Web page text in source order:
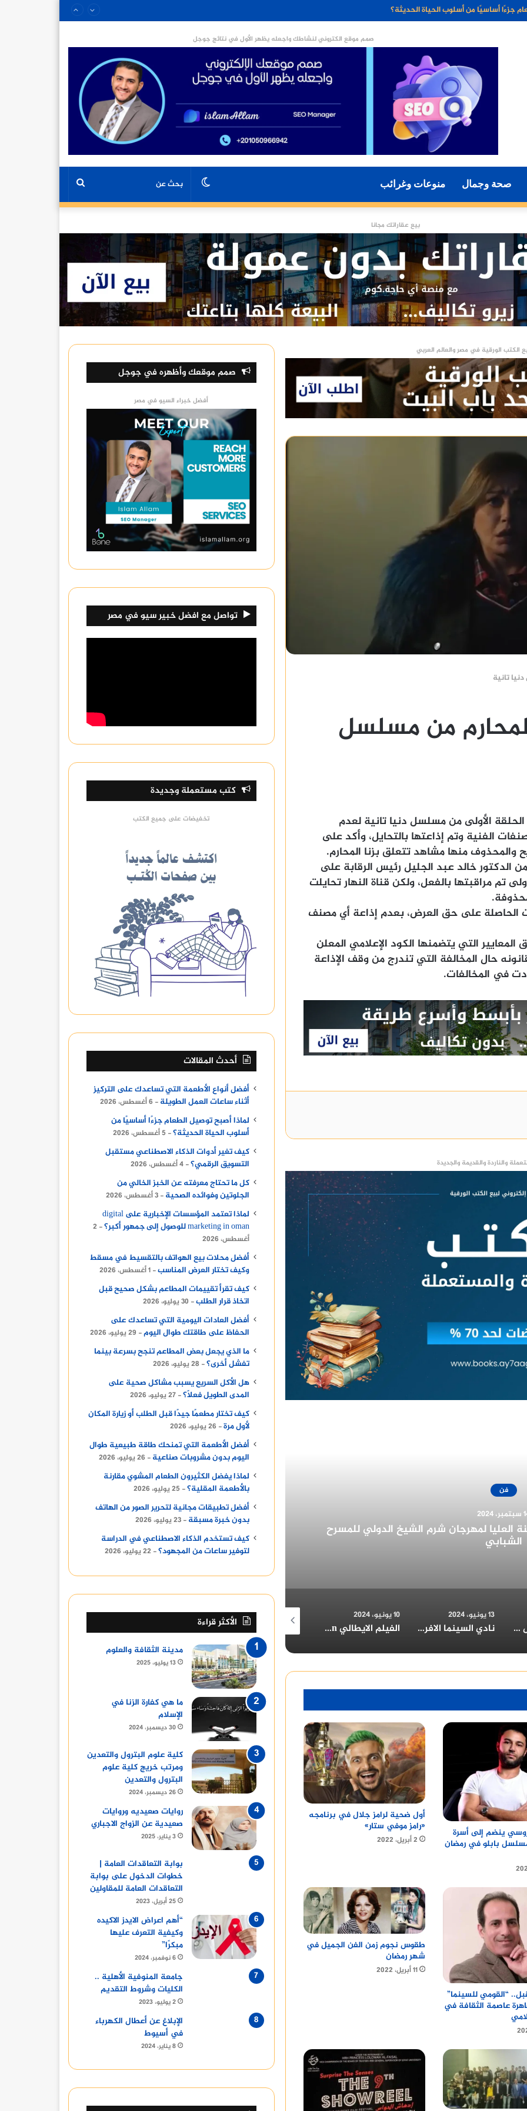
الاصطناعي مستقبل التسويق الرقمي؟
صمم موقع الكتروني لنشاطك واجعله يظهر الأول في نتائج جوجل
صحة وجمال منوعات وغرائب الوضع
بيع عقاراتك مجانا
الكتب الورقية في مصر والعالم العربي
تانية
من مسلسل
الأولى من مسلسل دنيا تانية لعدم
الفنية وتم إذاعتها بالتحايل، وأكد على
والمحذوف منها مشاهد تتعلق بزنا المحارم.
خالد عبد الجليل رئيس الرقابة على
تم مراقبتها بالفعل، ولكن قناة النهار تحايلت
الحاصلة على حق العرض، بعدم إذاعة أي مصنف
التي يتضمنها الكود الإعلامي المعلن
حال المخالفة التي تندرج من وقف الإذاعة
في المخالفات.
والناردة والقديمة والجديدة
فن
14 سبتمبر، 2024
مهرجان القاهرة للدراما في دورته الأولى
٢٠٢٢ نادي السينما الافريقية يعرض فيلم ” تمساح النيل ”
نادي السينما الافريقية يعرض فيلم ” تمساح النيل ” بسينما الهناجر السبت المقبل
10 يونيو، 2024
الفيلم الايطالي upside down في حفل افتتاح مهرجان الامل السينمائي الدولي بحضور المخرج الإيطالي LUCA TORNATORE و الناقد الإيطالي جيورجيو لوكانطونيو
10 يونيو، 2024
الأفلام الروائية والتسجيلية الطويلة المشاركة في المسابقة الرسمية لمهرجان الامل السينمائي الدولي٢٠٢٢ تكريم النجم أحمد سلامة من جمعية الشباب المسيحية
9 نوفمبر، 2023
الكاتبة الصحفية هبه عبد الفتاح تكشف أسرار محمود المليجي
9 نوفمبر، 2023
ينضم إلى أسرة
ومسلسل بابلو في رمضان
أول ضحية لرامز جلال في برنامجه
«رامز موفي ستار»
2 أبريل، 2022
“القومي للسينما”
عاصمة الثقافة في
طقوس نجوم زمن الفن الجميل في
شهر رمضان
11 أبريل، 2022
صمم موقعك وأظهره في جوجل
أفضل خبراء السيو في مصر
تواصل مع افضل خبير سيو في مصر
كتب مستعملة وجديدة
تخفيضات على جميع الكتب
أحدث المقالات
أفضل أنواع الأطعمة التي تساعدك على التركيز
أثناء ساعات العمل الطويلة
6 أغسطس، 2026
لماذا أصبح توصيل الطعام جزءًا أساسيًا من
أسلوب الحياة الحديثة؟
5 أغسطس، 2026
كيف تغير أدوات الذكاء الاصطناعي مستقبل
التسويق الرقمي؟
4 أغسطس، 2026
كل ما تحتاج معرفته عن الخبز الخالي من
الجلوتين وفوائده الصحية
3 أغسطس، 2026
لماذا تعتمد المؤسسات الإخبارية على digital
marketing in oman للوصول إلى جمهور أكبر؟
2
أغسطس، 2026
أفضل محلات بيع الهواتف بالتقسيط في مسقط
وكيف تختار العرض المناسب
1 أغسطس، 2026
كيف تقرأ تقييمات المطاعم بشكل صحيح قبل
اتخاذ قرار الطلب
30 يوليو، 2026
أفضل العادات اليومية التي تساعدك على
الحفاظ على طاقتك طوال اليوم
29 يوليو، 2026
ما الذي يجعل بعض المطاعم تنجح بسرعة بينما
تفشل أخرى؟
28 يوليو، 2026
هل الأكل السريع يسبب مشاكل صحية على
المدى الطويل فعلًا؟
27 يوليو، 2026
كيف تختار مطعمًا جيدًا قبل الطلب أو زيارة المكان
لأول مرة
26 يوليو، 2026
أفضل الأطعمة التي تمنحك طاقة طبيعية طوال
اليوم بدون مشروبات صناعية
26 يوليو، 2026
لماذا يفضل الكثيرون الطعام المشوي مقارنة
بالأطعمة المقلية؟
25 يوليو، 2026
أفضل تطبيقات مجانية لتحرير الصور من الهاتف
بدون خبرة مسبقة
23 يوليو، 2026
كيف تستخدم الذكاء الاصطناعي في الدراسة
لتوفير ساعات من المجهود؟
22 يوليو، 2026
الأكثر قراءة
مدينة الثقافة والعلوم
13 يوليو، 2025
ما هي كفارة الزنا في
الإسلام
30 ديسمبر، 2024
كلية علوم البترول والتعدين
ومرتب خريج كلية علوم
البترول والتعدين
26 ديسمبر، 2024
روايات صعيديه وروايات
صعيدية عن الزواج الاجباري
3 يناير، 2025
بوابة التعاقدات العامة |
خطوات الدخول على بوابة
التعاقدات العامة للمقاولين
25 أبريل، 2023
“أهم اعراض الايدز الاكيده
وكيفية التعرف عليها
مبكرًا”
6 نوفمبر، 2024
جامعة المنوفية الأهلية ..
الكليات وشروط التقديم
2 يوليو، 2023
الإبلاغ عن أعطال الكهرباء
في أسيوط
8 يناير، 2024